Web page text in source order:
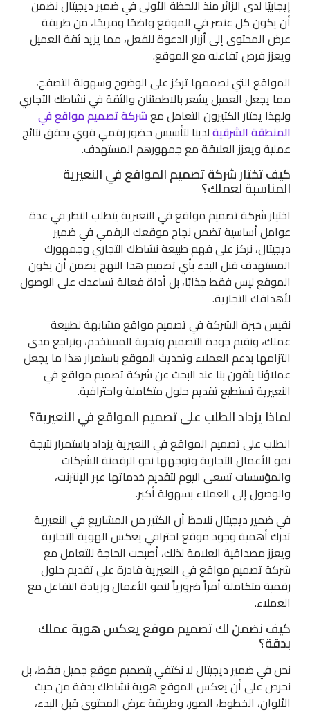
إيجابيًا لدى الزائر منذ اللحظة الأولى في ضمير ديجيتال نضمن
أن يكون كل عنصر في الموقع واضحًا ومريحًا، من طريقة
عرض المحتوى إلى أزرار الدعوة للفعل، مما يزيد ثقة العميل
ويعزز فرص تفاعله مع الموقع.
المواقع التي نصممها تركز على الوضوح وسهولة التصفح،
مما يجعل العميل يشعر بالاطمئنان والثقة في نشاطك التجاري
ولهذا يختار الكثيرون التعامل معشركة تصميم مواقع في
المنطقة الشرقيةلدينا لتأسيس حضور رقمي قوي يحقق نتائج
عملية ويعزز العلاقة مع جمهورهم المستهدف.
كيف تختار شركة تصميم المواقع في النعيرية
المناسبة لعملك؟
اختيار شركة تصميم مواقع في النعيرية يتطلب النظر في عدة
عوامل أساسية تضمن نجاح موقعك الرقمي في ضمير
ديجيتال، نركز على فهم طبيعة نشاطك التجاري وجمهورك
المستهدف قبل البدء بأي تصميم هذا النهج يضمن أن يكون
الموقع ليس فقط جذابًا، بل أداة فعالة تساعدك على الوصول
لأهدافك التجارية.
نقيس خبرة الشركة في تصميم مواقع مشابهة لطبيعة
عملك، ونقيم جودة التصميم وتجربة المستخدم، ونراجع مدى
التزامها بدعم العملاء وتحديث الموقع باستمرار هذا ما يجعل
عملاؤنا يثقون بنا عند البحث عن شركة تصميم مواقع في
النعيرية تستطيع تقديم حلول متكاملة واحترافية.
لماذا يزداد الطلب على تصميم المواقع في النعيرية؟
الطلب على تصميم المواقع في النعيرية يزداد باستمرار نتيجة
نمو الأعمال التجارية وتوجهها نحو الرقمنة الشركات
والمؤسسات تسعى اليوم لتقديم خدماتها عبر الإنترنت،
والوصول إلى العملاء بسهولة أكبر.
في ضمير ديجيتال نلاحظ أن الكثير من المشاريع في النعيرية
تدرك أهمية وجود موقع احترافي يعكس الهوية التجارية
ويعزز مصداقية العلامة لذلك، أصبحت الحاجة للتعامل مع
شركة تصميم مواقع في النعيرية قادرة على تقديم حلول
رقمية متكاملة أمراً ضرورياً لنمو الأعمال وزيادة التفاعل مع
العملاء.
كيف نضمن لك تصميم موقع يعكس هوية عملك
بدقة؟
نحن في ضمير ديجيتال لا نكتفي بتصميم موقع جميل فقط، بل
نحرص على أن يعكس الموقع هوية نشاطك بدقة من حيث
الألوان، الخطوط، الصور، وطريقة عرض المحتوى قبل البدء،